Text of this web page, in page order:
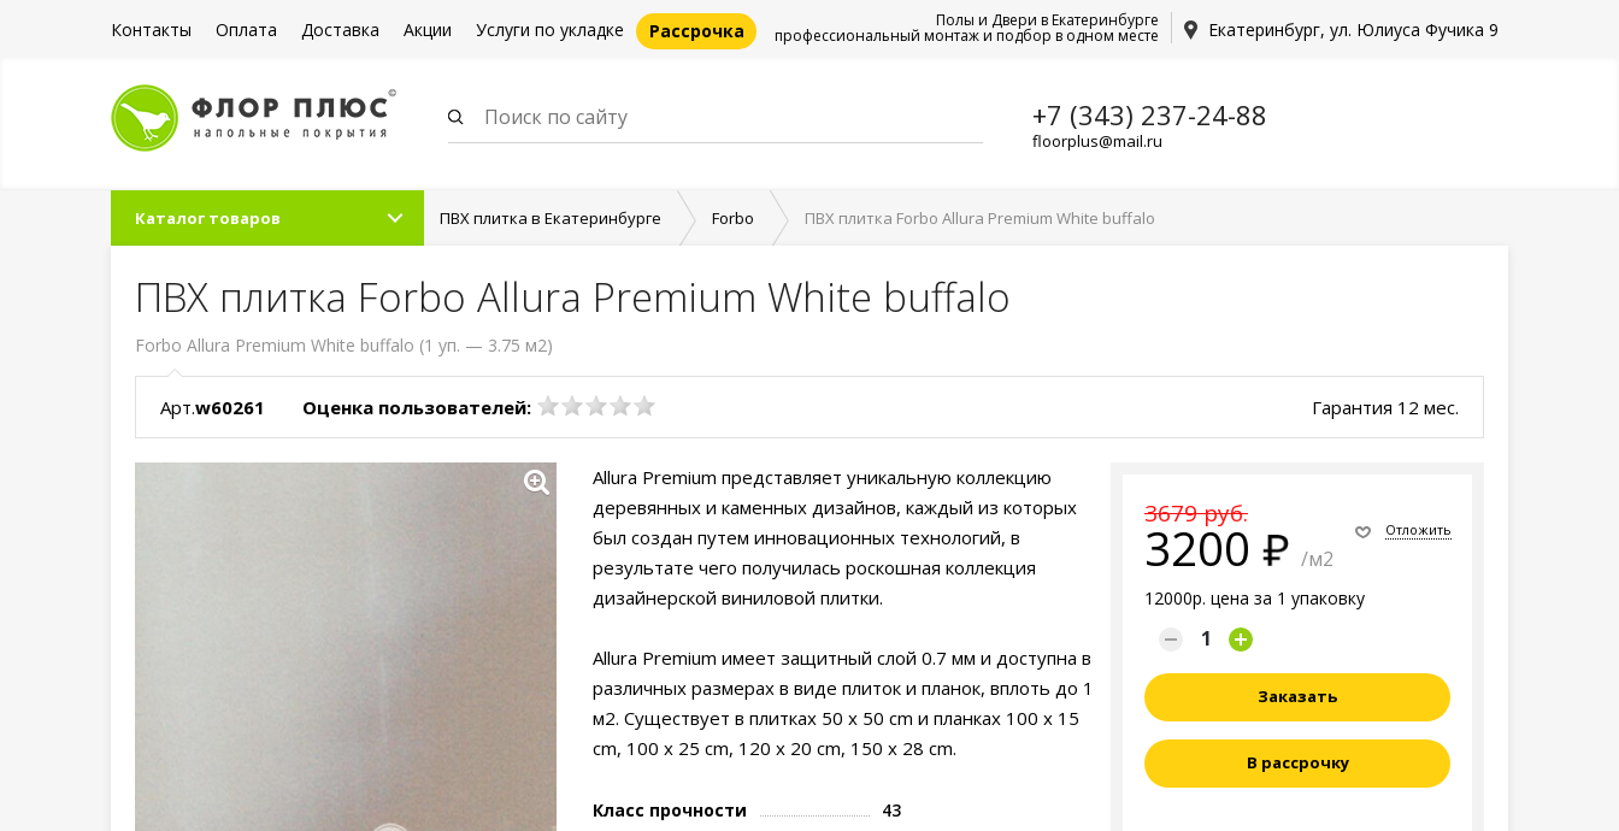
Контакты Оплата Доставка Акции Услуги по укладке Рассрочка Екатеринбург, ул. Юлиуса Фучика 9
Полы и Двери в Екатеринбурге
профессиональный монтаж и подбор в одном месте
+7 (343) 237-24-88
floorplus@mail.ru
Каталог товаров ПВХ плитка в Екатеринбурге Forbo ПВХ плитка Forbo Allura Premium White buffalo
ПВХ плитка Forbo Allura Premium White buffalo
Forbo Allura Premium White buffalo (1 уп. — 3.75 м2)
Арт.w60261 Оценка пользователей: Гарантия 12 мес.
3679 руб.
3200 /м2
12000р. цена за 1 упаковку
Отложить
Заказать
В рассрочку
Allura Premium представляет уникальную коллекцию
деревянных и каменных дизайнов, каждый из которых
был создан путем инновационных технологий, в
результате чего получилась роскошная коллекция
дизайнерской виниловой плитки.
Allura Premium имеет защитный слой 0.7 мм и доступна в
различных размерах в виде плиток и планок, вплоть до 1
м2. Существует в плитках 50 х 50 cm и планках 100 х 15
cm, 100 х 25 cm, 120 х 20 cm, 150 х 28 cm.
Класс прочности
43